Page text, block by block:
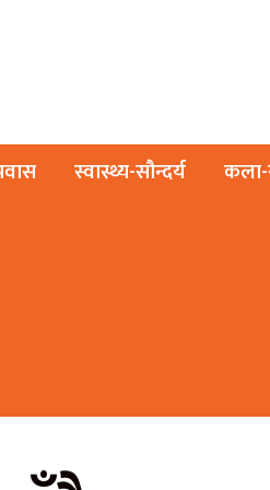
स्वास्थ्य-सौन्दर्य कला-